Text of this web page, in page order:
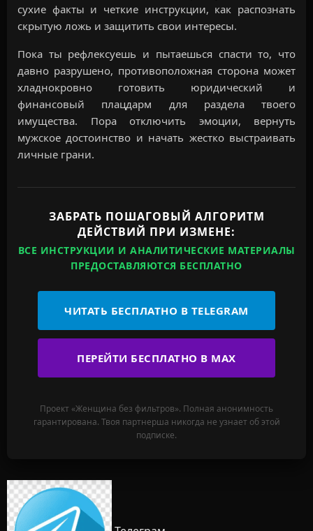
сухие факты и четкие инструкции, как распознать
скрытую ложь и защитить свои интересы.
Пока ты рефлексуешь и пытаешься спасти то, что
давно разрушено, противоположная сторона может
хладнокровно готовить юридический и
финансовый плацдарм для раздела твоего
имущества. Пора отключить эмоции, вернуть
мужское достоинство и начать жестко выстраивать
личные грани.
ЗАБРАТЬ ПОШАГОВЫЙ АЛГОРИТМ
ДЕЙСТВИЙ ПРИ ИЗМЕНЕ:
ВСЕ ИНСТРУКЦИИ И АНАЛИТИЧЕСКИЕ МАТЕРИАЛЫ
ПРЕДОСТАВЛЯЮТСЯ БЕСПЛАТНО
ЧИТАТЬ БЕСПЛАТНО В TELEGRAM
ПЕРЕЙТИ БЕСПЛАТНО В MAX
Проект «Женщина без фильтров». Полная анонимность
гарантирована. Твоя партнерша никогда не узнает об этой
подписке.